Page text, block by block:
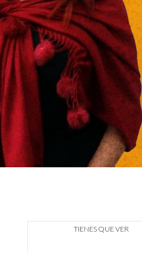
TIENES QUE VER